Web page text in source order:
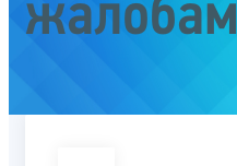
жалобам